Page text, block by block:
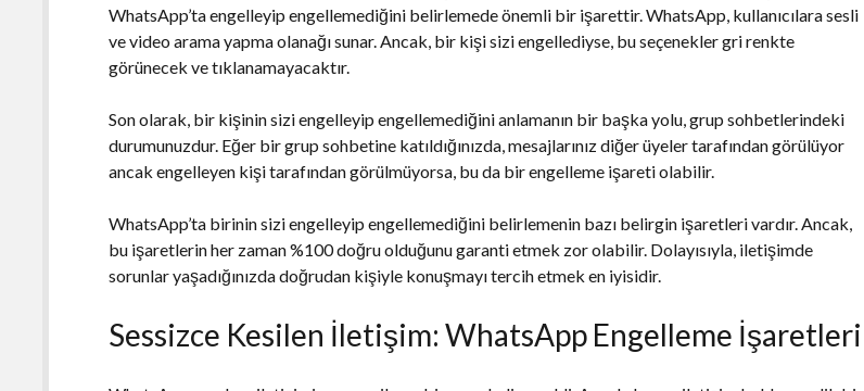
WhatsApp’ta engelleyip engellemediğini belirlemede önemli bir işarettir. WhatsApp, kullanıcılara sesli
ve video arama yapma olanağı sunar. Ancak, bir kişi sizi engellediyse, bu seçenekler gri renkte
görünecek ve tıklanamayacaktır.
Son olarak, bir kişinin sizi engelleyip engellemediğini anlamanın bir başka yolu, grup sohbetlerindeki
durumunuzdur. Eğer bir grup sohbetine katıldığınızda, mesajlarınız diğer üyeler tarafından görülüyor
ancak engelleyen kişi tarafından görülmüyorsa, bu da bir engelleme işareti olabilir.
WhatsApp’ta birinin sizi engelleyip engellemediğini belirlemenin bazı belirgin işaretleri vardır. Ancak,
bu işaretlerin her zaman %100 doğru olduğunu garanti etmek zor olabilir. Dolayısıyla, iletişimde
sorunlar yaşadığınızda doğrudan kişiyle konuşmayı tercih etmek en iyisidir.
Sessizce Kesilen İletişim: WhatsApp Engelleme İşaretleri